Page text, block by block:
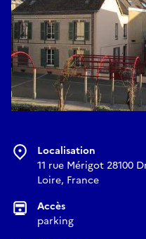
Localisation
11 rue Mérigot 28100
Loire, France
Accès
parking